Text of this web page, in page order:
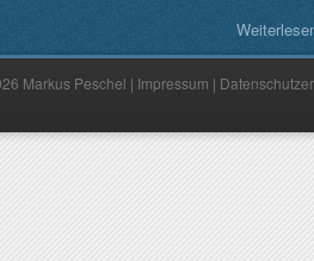
Markus Peschel | Impressum |